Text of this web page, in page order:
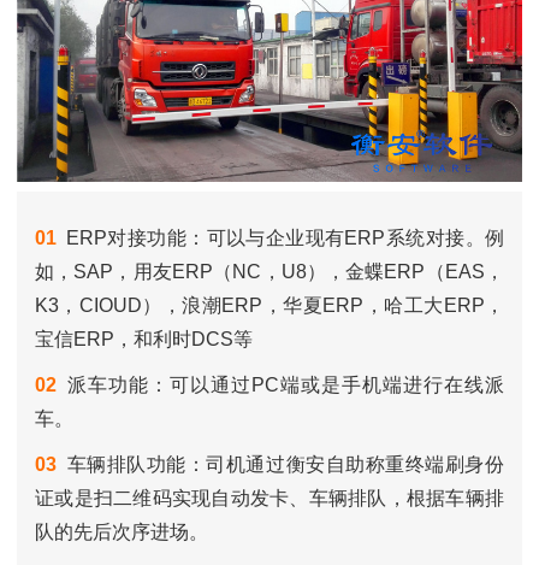
01 ERP对接功能：可以与企业现有ERP系统对接。例
如，SAP，用友ERP（NC，U8），金蝶ERP（EAS，
K3，CIOUD），浪潮ERP，华夏ERP，哈工大ERP，
宝信ERP，和利时DCS等
02 派车功能：可以通过PC端或是手机端进行在线派
车。
03 车辆排队功能：司机通过衡安自助称重终端刷身份
证或是扫二维码实现自动发卡、车辆排队，根据车辆排
队的先后次序进场。